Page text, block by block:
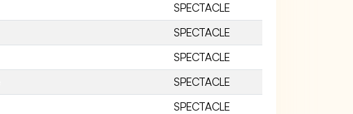
SPECTACLE
SPECTACLE
SPECTACLE
SPECTACLE
SPECTACLE